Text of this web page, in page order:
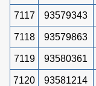
7117 93579343
7118 93579863
7119 93580361
7120 93581214